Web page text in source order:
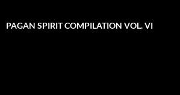
PAGAN SPIRIT COMPILATION VOL. VI